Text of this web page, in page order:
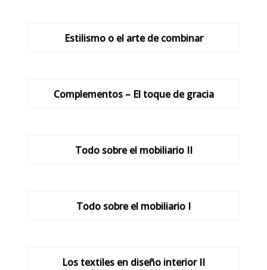
Estilismo o el arte de combinar
Complementos – El toque de gracia
Todo sobre el mobiliario II
Todo sobre el mobiliario I
Los textiles en diseño interior II